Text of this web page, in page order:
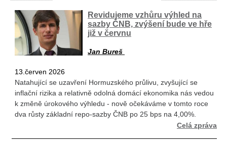
Revidujeme vzhůru výhled na
sazby ČNB, zvýšení bude ve hře
již v červnu
Jan Bureš
13.červen 2026
Natahující se uzavření Hormuzského průlivu, zvyšující se
inflační rizika a relativně odolná domácí ekonomika nás vedou
k změně úrokového výhledu - nově očekáváme v tomto roce
dva růsty základní repo-sazby ČNB po 25 bps na 4,00%.
Celá zpráva